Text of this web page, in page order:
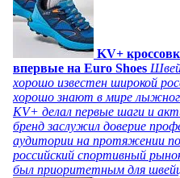
KV+
впервые на Euro Shoes
хорошо известен широкой
хорошо знают в мире
KV+ делал первые шаги и
бренд заслужил доверие
аудитории на протяжении
российский спортивный
был приоритетным для